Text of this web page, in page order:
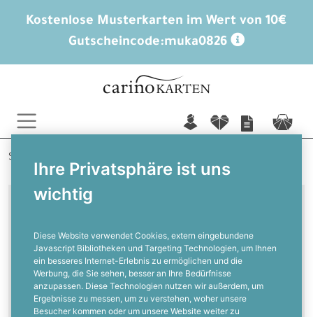
Kostenlose Musterkarten im Wert von 10€
Gutscheincode:muka0826
Ihre Privatsphäre ist uns
wichtig
Diese Website verwendet Cookies, extern eingebundene
Javascript Bibliotheken und Targeting Technologien, um Ihnen
ein besseres Internet-Erlebnis zu ermöglichen und die
Werbung, die Sie sehen, besser an Ihre Bedürfnisse
anzupassen. Diese Technologien nutzen wir außerdem, um
Ergebnisse zu messen, um zu verstehen, woher unsere
Besucher kommen oder um unsere Website weiter zu
n f c
Startseite
Die passenden
Briefumschläge für Eure
Karten